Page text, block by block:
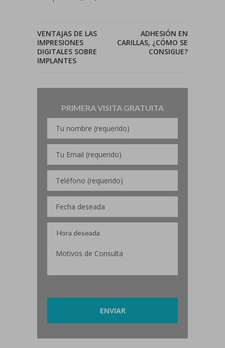
VENTAJAS DE LAS
IMPRESIONES
DIGITALES SOBRE
IMPLANTES
ADHESIÓN EN
CARILLAS, ¿CÓMO SE
CONSIGUE?
PRIMERA VISITA GRATUITA